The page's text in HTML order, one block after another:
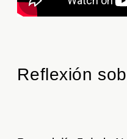
Reflexión